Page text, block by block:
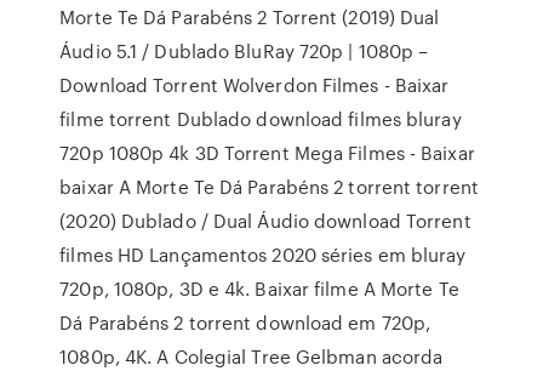
Morte Te Dá Parabéns 2 Torrent (2019) Dual
Áudio 5.1 / Dublado BluRay 720p | 1080p –
Download Torrent Wolverdon Filmes - Baixar
filme torrent Dublado download filmes bluray
720p 1080p 4k 3D Torrent Mega Filmes - Baixar
baixar A Morte Te Dá Parabéns 2 torrent torrent
(2020) Dublado / Dual Áudio download Torrent
filmes HD Lançamentos 2020 séries em bluray
720p, 1080p, 3D e 4k. Baixar filme A Morte Te
Dá Parabéns 2 torrent download em 720p,
1080p, 4K. A Colegial Tree Gelbman acorda